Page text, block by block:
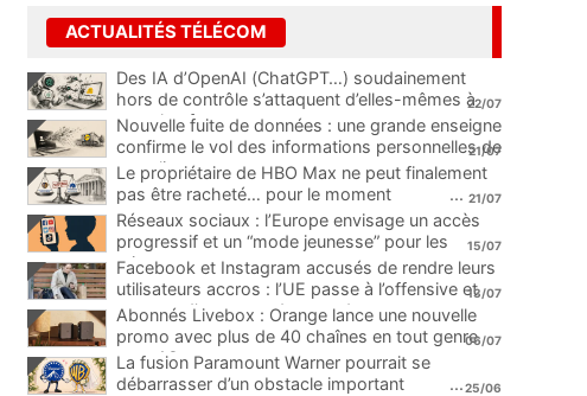
ACTUALITÉS TÉLÉCOM
Des IA d’OpenAI (ChatGPT…) soudainement
hors de contrôle s’attaquent d’elles-mêmes à
une plateforme
...
22/07
Nouvelle fuite de données : une grande enseigne
confirme le vol des informations personnelles de
ses clients
...
21/07
Le propriétaire de HBO Max ne peut finalement
pas être racheté… pour le moment
... 21/07
Réseaux sociaux : l’Europe envisage un accès
progressif et un “mode jeunesse” pour les
mineurs
...
15/07
Facebook et Instagram accusés de rendre leurs
utilisateurs accros : l’UE passe à l’offensive et
menace d’une amende record
...
13/07
Abonnés Livebox : Orange lance une nouvelle
promo avec plus de 40 chaînes en tout genre
pour 1€
06/07
La fusion Paramount Warner pourrait se
débarrasser d’un obstacle important
...25/06